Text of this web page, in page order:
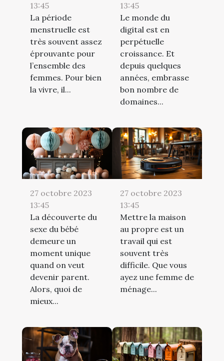
13:45
La période
menstruelle est
très souvent assez
éprouvante pour
l’ensemble des
femmes. Pour bien
la vivre, il...
13:45
Le monde du
digital est en
perpétuelle
croissance. Et
depuis quelques
années, embrasse
bon nombre de
domaines...
27 octobre 2023
13:45
La découverte du
sexe du bébé
demeure un
moment unique
quand on veut
devenir parent.
Alors, quoi de
mieux...
27 octobre 2023
13:45
Mettre la maison
au propre est un
travail qui est
souvent très
difficile. Que vous
ayez une femme de
ménage...